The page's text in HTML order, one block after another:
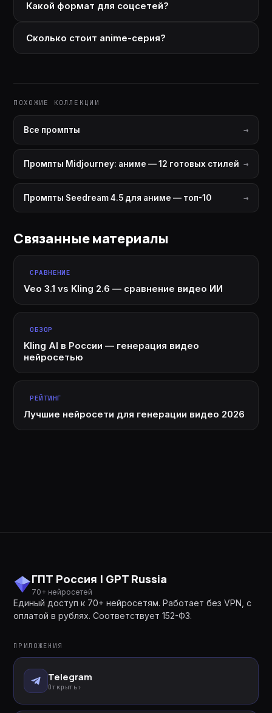
Какой формат для соцсетей?
Сколько стоит anime-серия?
ПОХОЖИЕ КОЛЛЕКЦИИ
Все промпты
Промпты Midjourney: аниме — 12 готовых стилей
Промпты Seedream 4.5 для аниме — топ-10
Связанные материалы
СРАВНЕНИЕ
Veo 3.1 vs Kling 2.6 — сравнение видео ИИ
ОБЗОР
Kling AI в России — генерация видео
нейросетью
РЕЙТИНГ
Лучшие нейросети для генерации видео 2026
ГПТ Россия | GPT Russia
70+ нейросетей
Единый доступ к 70+ нейросетям. Работает без VPN, с
оплатой в рублях. Соответствует 152-ФЗ.
ПРИЛОЖЕНИЯ
Telegram
Открыть ›